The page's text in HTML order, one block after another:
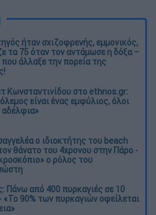
ήταν σχιζοφρενής, εμμονικός,
τα 75 όταν τον αντάμωσε η δόξα –
που άλλαξε την πορεία της
Κωνσταντινίδου στο ethnos.gr:
είναι ένας εμφύλιος, όλοι
αδέλφια»
ο ιδιοκτήτης του beach
θάνατο του 4χρονου στην Πάρο -
ο ρόλος του
Πάνω από 400 πυρκαγιές σε 10
«Το 90% των πυρκαγιών οφείλεται